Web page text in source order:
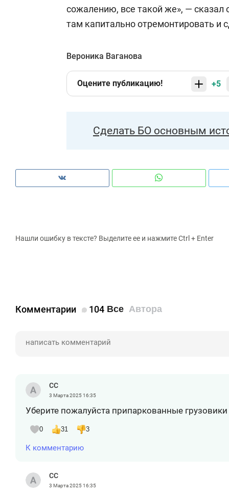
сожалению, все такой же», —
там капитально отремонтировать и
Вероника Ваганова
Оцените публикацию! +5
Сделать БО основным
Нашли ошибку в тексте? Выделите ее и нажмите Ctrl + Enter
Комментарии 104 Все Автора
СС
3 Марта 202516:35
Уберите пожалуйста припаркованные
0 31 3
К комментарию
СС
3 Марта 202516:35